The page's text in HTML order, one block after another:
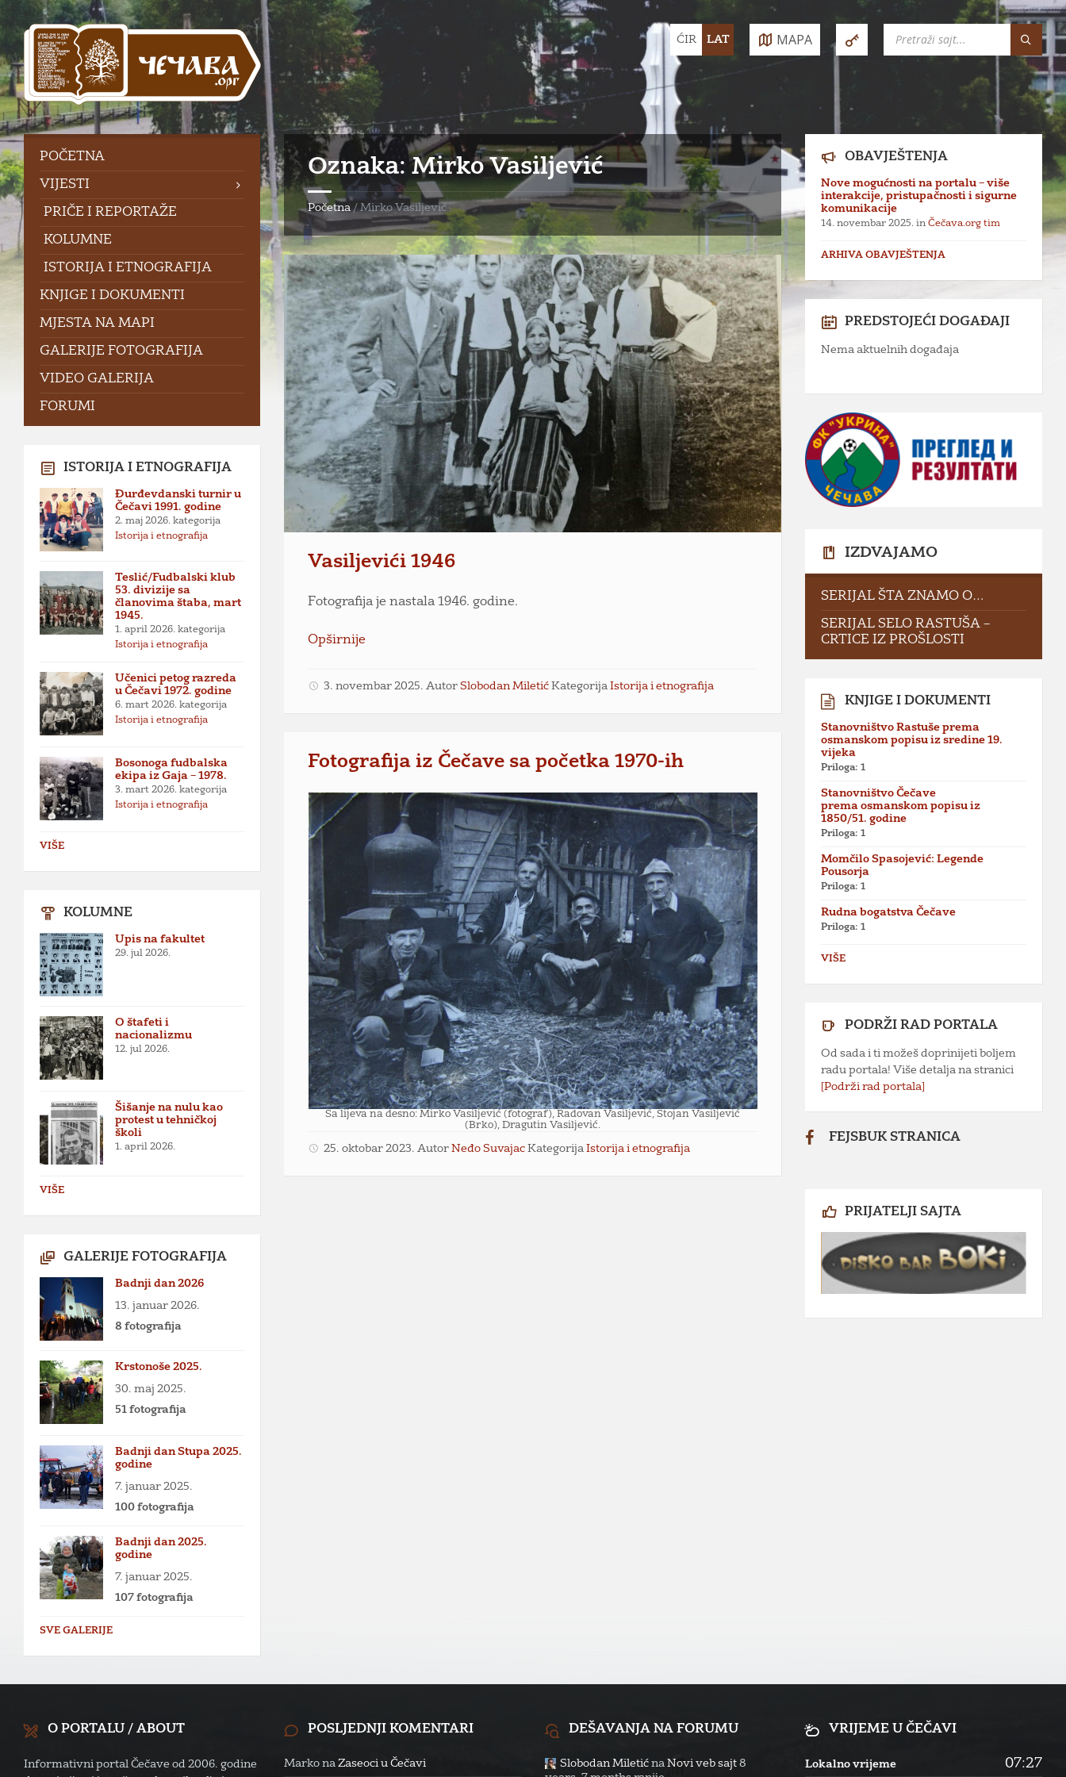
Skip
content
Skip
left
sidebar
Skip
right
sidebar
Skip
footer
Choose
language:
ĆIR LAT MAPA
Oznaka:Mirko Vasiljević
Početna / Mirko Vasiljević
Vasiljevići 1946
Fotografija je nastala 1946. godine.
Opširnije
3. novembar 2025. AutorSlobodan Miletić KategorijaIstorija i etnografija
Fotografija iz Čečave sa početka 1970-ih
Sa lijeva na desno: Mirko Vasiljević (fotograf), Radovan Vasiljević, Stojan Vasiljević
(Brko), Dragutin Vasiljević.
25. oktobar 2023. AutorNeđo Suvajac KategorijaIstorija i etnografija
POČETNA
VIJESTI
PRIČE I REPORTAŽE
KOLUMNE
ISTORIJA I ETNOGRAFIJA
KNJIGE I DOKUMENTI
MJESTA NA MAPI
GALERIJE FOTOGRAFIJA
VIDEO GALERIJA
FORUMI
ISTORIJA I ETNOGRAFIJA
Đurđevdanski turnir u
Čečavi 1991. godine
2. maj 2026. kategorija
Istorija i etnografija
Teslić/Fudbalski klub
53. divizije sa
članovima štaba, mart
1945.
1. april 2026. kategorija
Istorija i etnografija
Učenici petog razreda
u Čečavi 1972. godine
6. mart 2026. kategorija
Istorija i etnografija
Bosonoga fudbalska
ekipa iz Gaja – 1978.
3. mart 2026. kategorija
Istorija i etnografija
VIŠE
KOLUMNE
Upis na fakultet
29. jul 2026.
O štafeti i
nacionalizmu
12. jul 2026.
Šišanje na nulu kao
protest u tehničkoj
školi
1. april 2026.
VIŠE
GALERIJE FOTOGRAFIJA
Badnji dan 2026
13. januar 2026.
8 fotografija
Krstonoše 2025.
30. maj 2025.
51 fotografija
Badnji dan Stupa 2025.
godine
7. januar 2025.
100 fotografija
Badnji dan 2025.
godine
7. januar 2025.
107 fotografija
SVE GALERIJE
OBAVJEŠTENJA
Nove mogućnosti na portalu – više
interakcije, pristupačnosti i sigurne
komunikacije
14. novembar 2025.inČečava.org tim
ARHIVA OBAVJEŠTENJA
PREDSTOJEĆI DOGAĐAJI
Nema aktuelnih događaja
IZDVAJAMO
SERIJAL ŠTA ZNAMO O…
SERIJAL SELO RASTUŠA –
CRTICE IZ PROŠLOSTI
KNJIGE I DOKUMENTI
Stanovništvo Rastuše prema
osmanskom popisu iz sredine 19.
vijeka
Priloga: 1
Stanovništvo Čečave
prema osmanskom popisu iz
1850/51. godine
Priloga: 1
Momčilo Spasojević: Legende
Pousorja
Priloga: 1
Rudna bogatstva Čečave
Priloga: 1
VIŠE
PODRŽI RAD PORTALA
Od sada i ti možeš doprinijeti boljem
radu portala! Više detalja na stranici
[Podrži rad portala]
FEJSBUK STRANICA
PRIJATELJI SAJTA
O PORTALU / ABOUT
Informativni portal Čečave od 2006. godine
POSLJEDNJI KOMENTARI
Marko na Zaseoci u Čečavi
DEŠAVANJA NA FORUMU
Slobodan Miletićna Novi veb sajt 8
VRIJEME U ČEČAVI
Lokalno vrijeme 07:27